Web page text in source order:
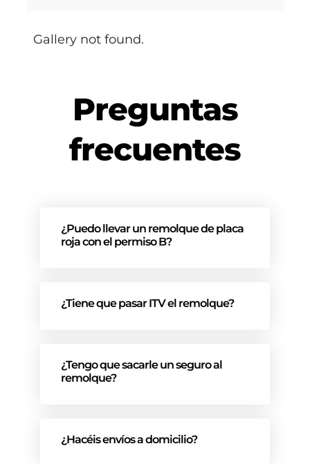
Gallery not found.
Preguntas
frecuentes
¿Puedo llevar un remolque de placa
roja con el permiso B?
¿Tiene que pasar ITV el remolque?
¿Tengo que sacarle un seguro al
remolque?
¿Hacéis envíos a domicilio?